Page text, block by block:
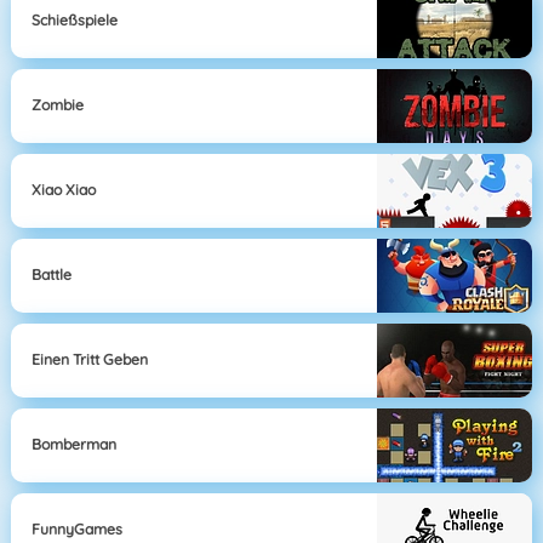
Schießspiele
Zombie
Xiao Xiao
Battle
Einen Tritt Geben
Bomberman
FunnyGames